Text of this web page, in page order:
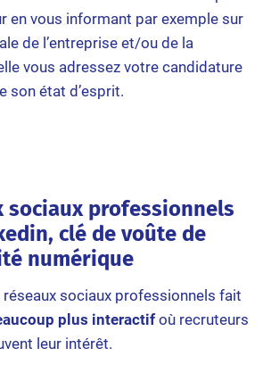
en vous informant par exemple sur
de l’entreprise et/ou de la
vous adressez votre candidature
son état d’esprit.
sociaux professionnels
clé de voûte de
numérique‌
réseaux sociaux professionnels fait
plus interactifoù recruteurs
leur intérêt.